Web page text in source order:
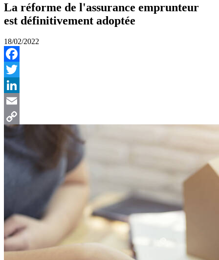
La réforme de l'assurance emprunteur
est définitivement adoptée
18/02/2022
Facebook
Twitter
LinkedIn
Email
Link